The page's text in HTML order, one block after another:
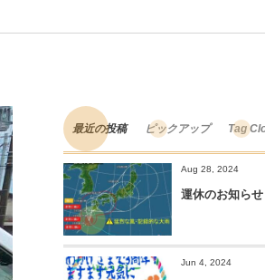
最近の投稿 ピックアップ Tag
Aug 28, 2024
運休のお知らせ
Jun 4, 2024